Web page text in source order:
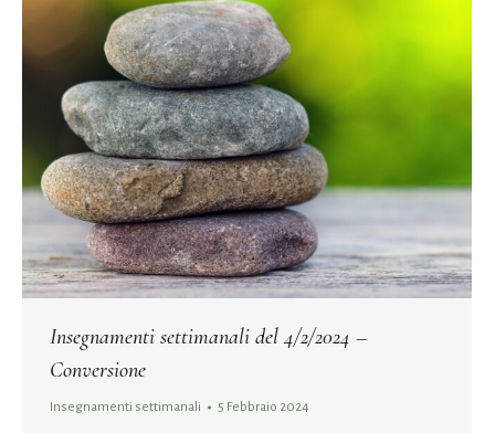
Insegnamenti settimanali del 4/2/2024 –
Conversione
Insegnamenti settimanali 5 Febbraio 2024